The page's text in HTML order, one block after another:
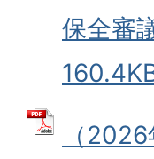
保全審
（